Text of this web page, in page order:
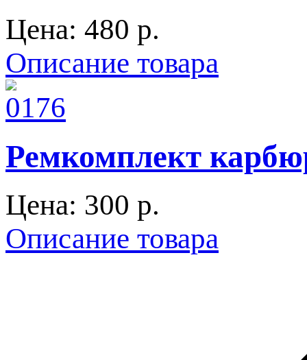
Цена: 480 p.
Описание товара
Ремкомплект
Цена: 300 p.
Описание товара